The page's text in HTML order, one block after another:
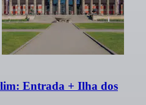
Entrada + Ilha dos